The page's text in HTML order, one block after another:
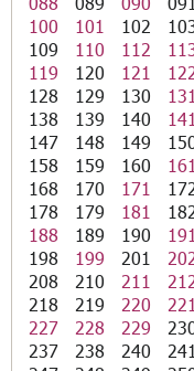
100
101 102
109
110 112
119
120 121
128
129 130 131
138
139 140 141
147
148 149
158
159 160 161
168
170 171
178
179 181
188
189 190 191
198
199 201
208
210 211
218
219 220 221
227
228 229
237
238 240 241